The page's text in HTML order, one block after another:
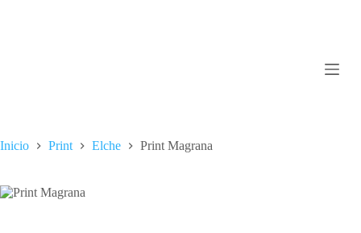
Inicio Print Elche Print Magrana